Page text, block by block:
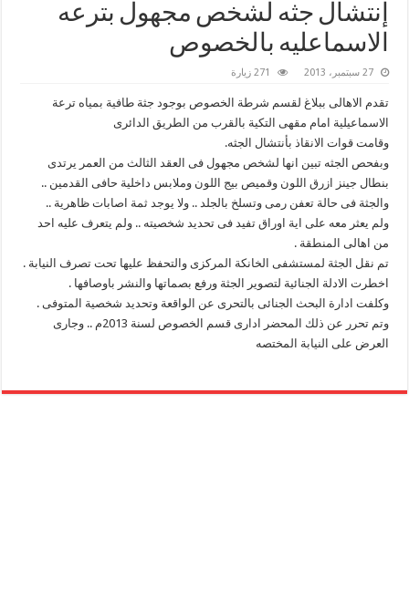
إنتشال جثه لشخص مجهول بترعه
الاسماعليه بالخصوص
27 سبتمبر، 2013 271 زيارة
تقدم الاهالى ببلاغ لقسم شرطة الخصوص بوجود جثة طافية بمياه ترعة
الاسماعيلية امام مقهى التكية بالقرب من الطريق الدائرى
وقامت قوات الانقاذ بأنتشال الجثه.
وبفحص الجثه تبين انها لشخص مجهول فى العقد الثالث من العمر يرتدى
بنطال جينز ازرق اللون وقميص بيج اللون وملابس داخلية حافى القدمين ..
والجثة فى حالة تعفن رمى وتسلخ بالجلد .. ولا يوجد ثمة اصابات ظاهرية ..
ولم يعثر معه على اية اوراق تفيد فى تحديد شخصيته .. ولم يتعرف عليه احد
من اهالى المنطقة .
تم نقل الجثة لمستشفى الخانكة المركزى والتحفظ عليها تحت تصرف النيابة .
اخطرت الادلة الجنائية لتصوير الجثة ورفع بصماتها والنشر باوصافها .
وكلفت ادارة البحث الجنائى بالتحرى عن الواقعة وتحديد شخصية المتوفى .
وتم تحرر عن ذلك المحضر ادارى قسم الخصوص لسنة 2013م .. وجارى
العرض على النيابة المختصه